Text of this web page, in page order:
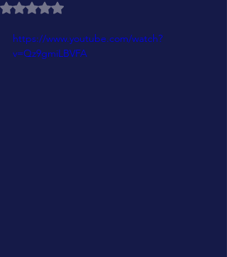
Obtuvo NaN de 5 estrellas.
https://www.youtube.com/watch?
v=Qz9gmiLBVFA